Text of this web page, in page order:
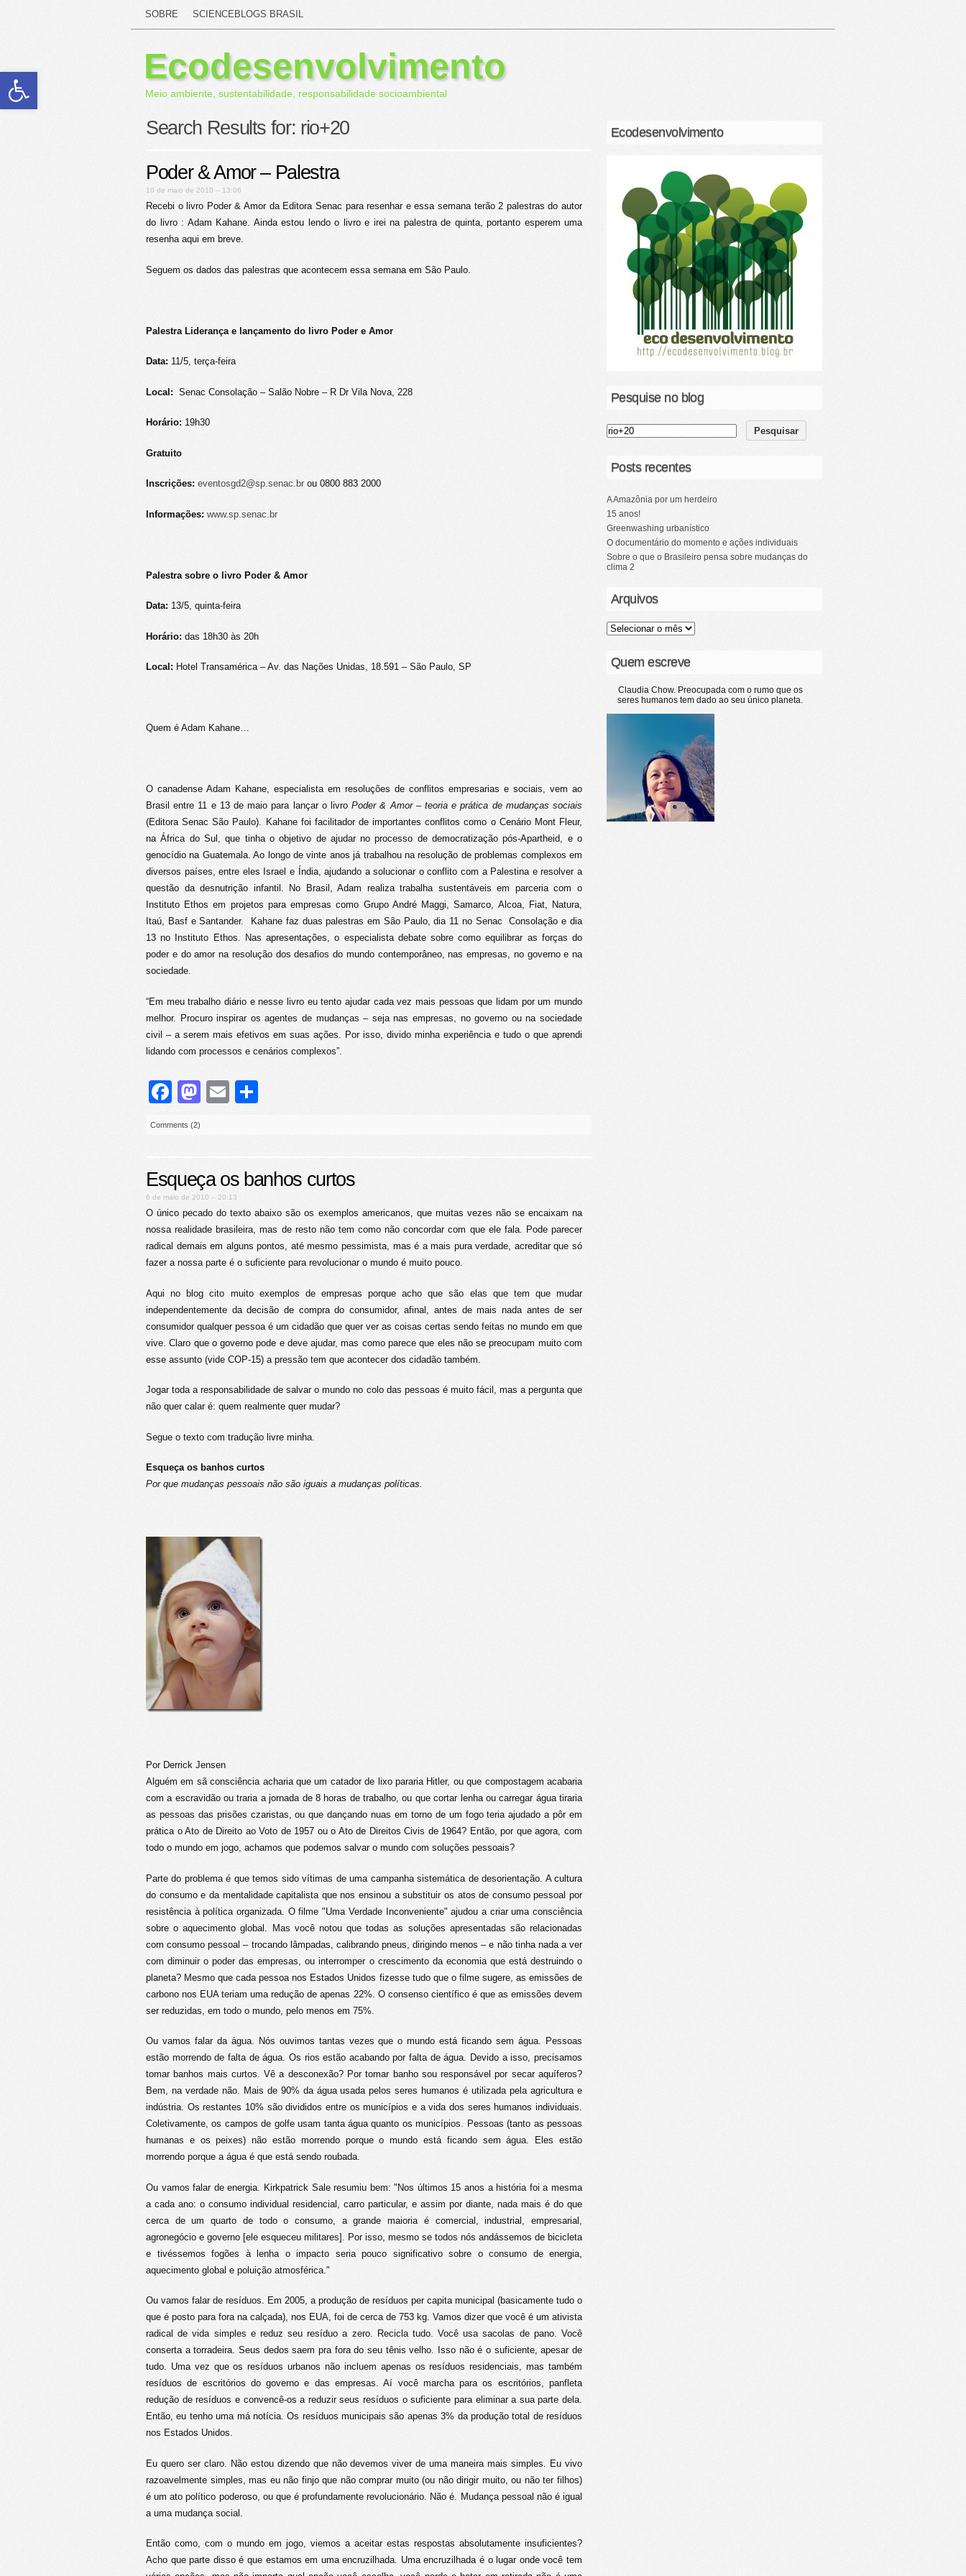
Abrir a barra de ferramentas
SOBRE SCIENCEBLOGS BRASIL
Ecodesenvolvimento
Meio ambiente, sustentabilidade, responsabilidade socioambiental
Search Results for: rio+20
Poder & Amor – Palestra
10 de maio de 2010 – 13:06
Recebi o livro Poder & Amor da Editora Senac para resenhar e essa semana terão 2 palestras do autor
do livro : Adam Kahane. Ainda estou lendo o livro e irei na palestra de quinta, portanto esperem uma
resenha aqui em breve.
Seguem os dados das palestras que acontecem essa semana em São Paulo.
Palestra Liderança e lançamento do livro Poder e Amor
Data: 11/5, terça-feira
Local: Senac Consolação – Salão Nobre – R Dr Vila Nova, 228
Horário: 19h30
Gratuito
Inscrições: eventosgd2@sp.senac.br ou 0800 883 2000
Informações: www.sp.senac.br
Palestra sobre o livro Poder & Amor
Data: 13/5, quinta-feira
Horário: das 18h30 às 20h
Local: Hotel Transamérica – Av. das Nações Unidas, 18.591 – São Paulo, SP
Quem é Adam Kahane…
O canadense Adam Kahane, especialista em resoluções de conflitos empresarias e sociais, vem ao
Brasil entre 11 e 13 de maio para lançar o livroPoder & Amor – teoria e prática de mudanças sociais
(Editora Senac São Paulo). Kahane foi facilitador de importantes conflitos como o Cenário Mont Fleur,
na África do Sul, que tinha o objetivo de ajudar no processo de democratização pós-Apartheid, e o
genocídio na Guatemala. Ao longo de vinte anos já trabalhou na resolução de problemas complexos em
diversos países, entre eles Israel e Índia, ajudando a solucionar o conflito com a Palestina e resolver a
questão da desnutrição infantil. No Brasil, Adam realiza trabalha sustentáveis em parceria com o
Instituto Ethos em projetos para empresas como Grupo André Maggi, Samarco, Alcoa, Fiat, Natura,
Itaú, Basf e Santander. Kahane faz duas palestras em São Paulo, dia 11 no Senac Consolação e dia
13 no Instituto Ethos. Nas apresentações, o especialista debate sobre como equilibrar as forças do
poder e do amor na resolução dos desafios do mundo contemporâneo, nas empresas, no governo e na
sociedade.
“Em meu trabalho diário e nesse livro eu tento ajudar cada vez mais pessoas que lidam por um mundo
melhor. Procuro inspirar os agentes de mudanças – seja nas empresas, no governo ou na sociedade
civil – a serem mais efetivos em suas ações. Por isso, divido minha experiência e tudo o que aprendi
lidando com processos e cenários complexos”.
Facebook
Mastodon
Email
Comments (2)
Esqueça os banhos curtos
6 de maio de 2010 – 20:13
O único pecado do texto abaixo são os exemplos americanos, que muitas vezes não se encaixam na
nossa realidade brasileira, mas de resto não tem como não concordar com que ele fala. Pode parecer
radical demais em alguns pontos, até mesmo pessimista, mas é a mais pura verdade, acreditar que só
fazer a nossa parte é o suficiente para revolucionar o mundo é muito pouco.
Aqui no blog cito muito exemplos de empresas porque acho que são elas que tem que mudar
independentemente da decisão de compra do consumidor, afinal, antes de mais nada antes de ser
consumidor qualquer pessoa é um cidadão que quer ver as coisas certas sendo feitas no mundo em que
vive. Claro que o governo pode e deve ajudar, mas como parece que eles não se preocupam muito com
esse assunto (vide COP-15) a pressão tem que acontecer dos cidadão também.
Jogar toda a responsabilidade de salvar o mundo no colo das pessoas é muito fácil, mas a pergunta que
não quer calar é: quem realmente quer mudar?
Segue o texto com tradução livre minha.
Esqueça os banhos curtos
Por que mudanças pessoais não são iguais a mudanças políticas.
Por Derrick Jensen
Alguém em sã consciência acharia que um catador de lixo pararia Hitler, ou que compostagem acabaria
com a escravidão ou traria a jornada de 8 horas de trabalho, ou que cortar lenha ou carregar água tiraria
as pessoas das prisões czaristas, ou que dançando nuas em torno de um fogo teria ajudado a pôr em
prática o Ato de Direito ao Voto de 1957 ou o Ato de Direitos Civis de 1964? Então, por que agora, com
todo o mundo em jogo, achamos que podemos salvar o mundo com soluções pessoais?
Parte do problema é que temos sido vítimas de uma campanha sistemática de desorientação. A cultura
do consumo e da mentalidade capitalista que nos ensinou a substituir os atos de consumo pessoal por
resistência à política organizada. O filme "Uma Verdade Inconveniente" ajudou a criar uma consciência
sobre o aquecimento global. Mas você notou que todas as soluções apresentadas são relacionadas
com consumo pessoal – trocando lâmpadas, calibrando pneus, dirigindo menos – e não tinha nada a ver
com diminuir o poder das empresas, ou interromper o crescimento da economia que está destruindo o
planeta? Mesmo que cada pessoa nos Estados Unidos fizesse tudo que o filme sugere, as emissões de
carbono nos EUA teriam uma redução de apenas 22%. O consenso científico é que as emissões devem
ser reduzidas, em todo o mundo, pelo menos em 75%.
Ou vamos falar da água. Nós ouvimos tantas vezes que o mundo está ficando sem água. Pessoas
estão morrendo de falta de água. Os rios estão acabando por falta de água. Devido a isso, precisamos
tomar banhos mais curtos. Vê a desconexão? Por tomar banho sou responsável por secar aquíferos?
Bem, na verdade não. Mais de 90% da água usada pelos seres humanos é utilizada pela agricultura e
indústria. Os restantes 10% são divididos entre os municípios e a vida dos seres humanos individuais.
Coletivamente, os campos de golfe usam tanta água quanto os municípios. Pessoas (tanto as pessoas
humanas e os peixes) não estão morrendo porque o mundo está ficando sem água. Eles estão
morrendo porque a água é que está sendo roubada.
Ou vamos falar de energia. Kirkpatrick Sale resumiu bem: "Nos últimos 15 anos a história foi a mesma
a cada ano: o consumo individual residencial, carro particular, e assim por diante, nada mais é do que
cerca de um quarto de todo o consumo, a grande maioria é comercial, industrial, empresarial,
agronegócio e governo [ele esqueceu militares]. Por isso, mesmo se todos nós andássemos de bicicleta
e tivéssemos fogões à lenha o impacto seria pouco significativo sobre o consumo de energia,
aquecimento global e poluição atmosférica."
Ou vamos falar de resíduos. Em 2005, a produção de resíduos per capita municipal (basicamente tudo o
que é posto para fora na calçada), nos EUA, foi de cerca de 753 kg. Vamos dizer que você é um ativista
radical de vida simples e reduz seu resíduo a zero. Recicla tudo. Você usa sacolas de pano. Você
conserta a torradeira. Seus dedos saem pra fora do seu tênis velho. Isso não é o suficiente, apesar de
tudo. Uma vez que os resíduos urbanos não incluem apenas os resíduos residenciais, mas também
resíduos de escritórios do governo e das empresas. Aí você marcha para os escritórios, panfleta
redução de resíduos e convencê-os a reduzir seus resíduos o suficiente para eliminar a sua parte dela.
Então, eu tenho uma má notícia. Os resíduos municipais são apenas 3% da produção total de resíduos
nos Estados Unidos.
Eu quero ser claro. Não estou dizendo que não devemos viver de uma maneira mais simples. Eu vivo
razoavelmente simples, mas eu não finjo que não comprar muito (ou não dirigir muito, ou não ter filhos)
é um ato político poderoso, ou que é profundamente revolucionário. Não é. Mudança pessoal não é igual
a uma mudança social.
Então como, com o mundo em jogo, viemos a aceitar estas respostas absolutamente insuficientes?
Acho que parte disso é que estamos em uma encruzilhada. Uma encruzilhada é o lugar onde você tem
Ecodesenvolvimento
Pesquise no blog
Posts recentes
A Amazônia por um herdeiro
15 anos!
Greenwashing urbanístico
O documentário do momento e ações individuais
Sobre o que o Brasileiro pensa sobre mudanças do
clima 2
Arquivos
Quem escreve
Claudia Chow. Preocupada com o rumo que os
seres humanos tem dado ao seu único planeta.